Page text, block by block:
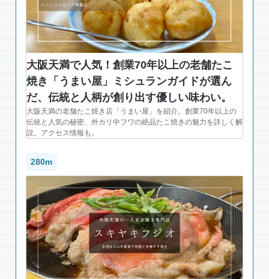
大阪天満で人気！創業70年以上の老舗たこ
焼き「うまい屋」ミシュランガイドが選ん
だ、伝統と人柄が創り出す優しい味わい。
大阪天満の老舗たこ焼き店「うまい屋」を紹介。創業70年以上の
伝統と人気の秘密、外カリ中フワの絶品たこ焼きの魅力を詳しく解
説。アクセス情報も。
280m